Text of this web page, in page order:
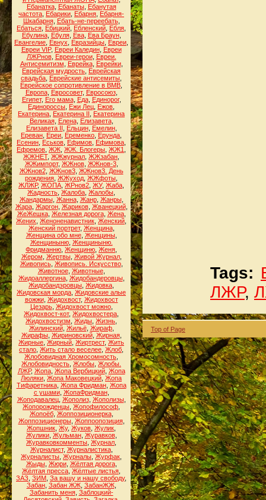
Ебанатка, Ебанаты, Ебанутая
частота Ебарики Ебарня Ебарня-
Шкабарня, Ебать-не-переебать,
Ебаться Ебицкий Ебленский Ебля
Ебулина, Ебуля, Ева, Ева Браун,
Евангелие Евнух Евразийцы Евреи
Евреи VIP, Евреи Каледин, Евреи
ЛЖРнов, Евреи-герои, Евреи.
Антисемитизм
Еврейка, Еврейки,
Еврейская мудрость Еврейская
свадьба Еврейские антисемиты
Еврейское сопротивление в ВМВ
Европа, Евросовет, Евросоюз,
Египет, Его мама, Еда, Единорог,
Единороссы Ежи Лец Ежов
Екатерина Екатерина II
Екатерина
Великая, Елена, Елизавета,
Елизавета II
Ельцин, Емелин,
Ереван Ереи Еременко Ерунда
Есенин Еськов Ефимов Ефимова
Ефремов ЖЖ ЖЖ. Блогеры ЖЖ1
ЖЖНЕТ, ЖЖжурнал ЖЖзабан
ЖЖимпорт, ЖЖнов, ЖЖнов-3,
ЖЖнов2, ЖЖнов3, ЖЖнов3. День
рождения ЖЖуход ЖЖфоты
ЖЛЖР, ЖОПА ЖРнов2 ЖУ, Жаба
Жадность Жалоба Жалобы
Жандармы, Жанна, Жанр, Жанры,
Жара, Жаргон, Жариков, Жванецкий,
ЖеЖешка, Железная дорога, Жена,
Жених Женоненавистник Женский
Женский портрет, Женщина,
Женщина обо мне, Женщины,
Женщиныню, Женщиныню.
Фридманню Женщиню Женя
Жером Жертвы, Живой Журнал,
Живопись, Живопись. Искусство,
Животное, Животные,
Жидоаллергина, Жидобандеровцы,
Жидобандэровцы Жидовка
Жидовская морда Жидовские алые
вожжи, Жидохвост, Жидохвост
Цезарь, Жидохвост можно,
Жидохвост-кот, Жидохвостера
Жидохвостизм Жиды Жизнь
Жилинский, Жильё, Жираф,
Жирафы, Жириновский, Жирная,
Жирные Жирный Жиртрест, Жить
стало Жить стало веселее Жлоб
Жлобовидная Хромосомность
Жлобовидность Жлобы Жлобы.
ЛЖР, Жопа, Жопа Вербицкий, Жопа
Люляки Жопа Маковецкий Жопа
Тифаретника, Жопа Фридман, Жопа
с ушами, ЖопаФридман,
Жоподавалец, Жополиз, Жополизы,
Жопорожденцы Жопофилософ
Жопоёб, Жоппозиционерка,
Жоппозиционеры, Жоппоопозиция,
Жопшник Жу, Жуков Жулик
Жулики, Жульман, Журавков,
Журавковкомменты Журнал
Журналист, Журналистика,
Журналисты Журналы Журфак
Жыды, Жюри, Жёлтая дорога,
Жёлтая пресса Жёлтые листья
ЗАЗ ЗИМ За вашу и нашу свободу,
Забан, Забан ЖЖ, ЗабанЖЖ,
Забанить меня, Заблоцкий-
Tags:
ЛЖР,
Top of Page